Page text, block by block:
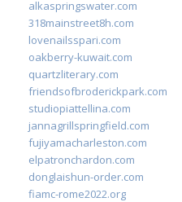
alkaspringswater.com
318mainstreet8h.com
lovenailsspari.com
oakberry-kuwait.com
quartzliterary.com
friendsofbroderickpark.com
studiopiattellina.com
jannagrillspringfield.com
fujiyamacharleston.com
elpatronchardon.com
donglaishun-order.com
fiamc-rome2022.org